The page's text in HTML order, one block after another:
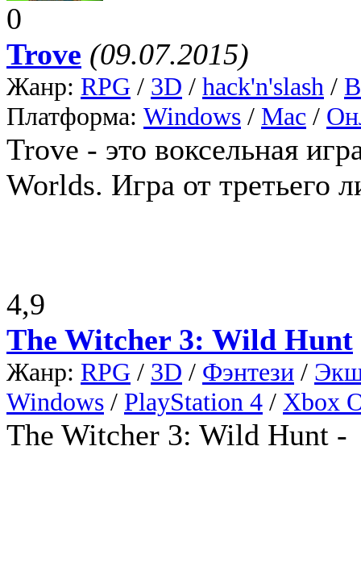
0
Trove (09.07.2015)
Жанр: RPG / 3D / hack'n'slash /
Платформа: Windows / Mac /
Trove - это воксельная
Worlds. Игра от третьего
4,9
The Witcher 3: Wild Hunt
Жанр: RPG / 3D / Фэнтези /
Windows / PlayStation 4 / Xbox
The Witcher 3: Wild Hunt -